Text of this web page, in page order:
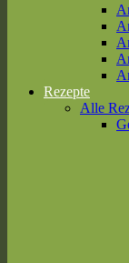
Rezepte
Alle